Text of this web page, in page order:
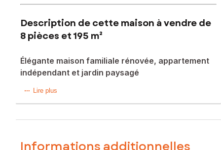
Description de cette maison à vendre de
8 pièces et 195 m²
Élégante maison familiale rénovée, appartement
indépendant et jardin paysagé
Maison familiale rénovée avec goût à proximité du port de
propriété de 195 m² habitables (135m2 RDJ et 60 RDC)
Le niveau principal comprend : une entrée, deux belles
Lire plus
Informations additionnelles